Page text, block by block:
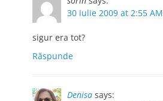
30 iulie 2009 at 2:55 AM
sigur era tot?
Răspunde
Denisa says: